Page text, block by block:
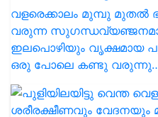
വളരെക്കാലം മുമ്പു മുതൽ
വരുന്ന
ഇലപൊഴിയും വൃക്ഷമായ
ഒരു പോലെ കണ്ടു